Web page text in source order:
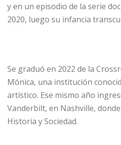
y en un episodio de la serie
2020, luego su infancia
Se graduó en 2022 de la
Mónica, una institución
artístico. Ese mismo año
Vanderbilt, en Nashville,
Historia y Sociedad.